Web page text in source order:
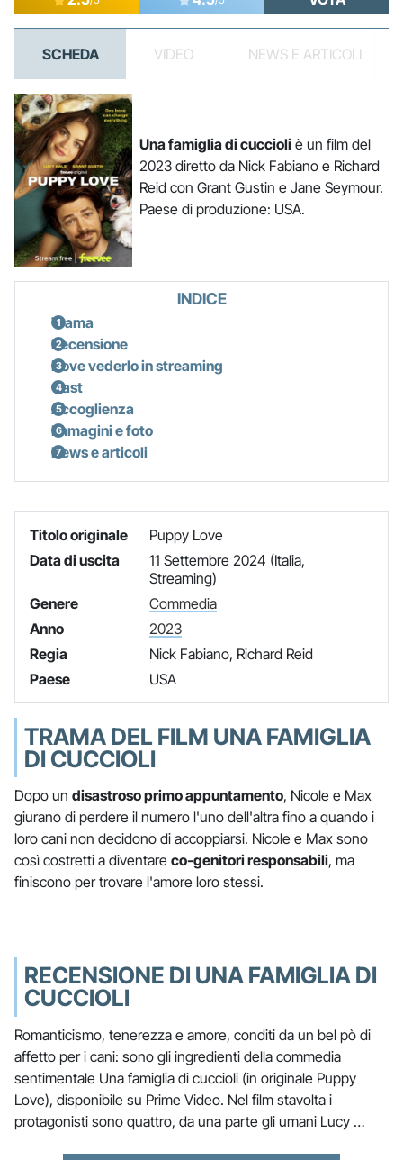
SCHEDA VIDEO NEWS E ARTICOLI
Una famiglia di cuccioliè un film del
2023 diretto da Nick Fabiano e Richard
Reid con Grant Gustin e Jane Seymour.
Paese di produzione: USA.
INDICE
Trama
Recensione
Dove vederlo in streaming
Cast
Accoglienza
Immagini e foto
News e articoli
Titolo originale
Puppy Love
Data di uscita
11 Settembre 2024 (Italia,
Streaming)
Genere
Commedia
Anno
2023
Regia
Nick Fabiano, Richard Reid
Paese
USA
TRAMA DEL FILM UNA FAMIGLIA
DI CUCCIOLI
Dopo un disastroso primo appuntamento, Nicole e Max
giurano di perdere il numero l'uno dell'altra fino a quando i
loro cani non decidono di accoppiarsi. Nicole e Max sono
così costretti a diventare co-genitori responsabili, ma
finiscono per trovare l'amore loro stessi.
RECENSIONE DI UNA FAMIGLIA DI
CUCCIOLI
Romanticismo, tenerezza e amore, conditi da un bel pò di
affetto per i cani: sono gli ingredienti della commedia
sentimentale Una famiglia di cuccioli (in originale Puppy
Love), disponibile su Prime Video. Nel film stavolta i
protagonisti sono quattro, da una parte gli umani Lucy …